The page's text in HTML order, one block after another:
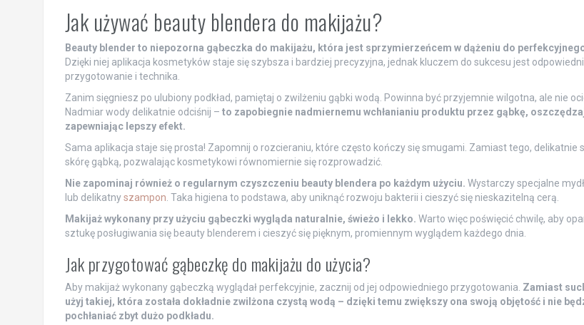
Jak używać beauty blendera do makijażu?
Beauty blender to niepozorna gąbeczka do makijażu, która jest sprzymierzeńcem w dążeniu do
Dzięki niej aplikacja kosmetyków staje się szybsza i bardziej precyzyjna, jednak kluczem do sukcesu jest
przygotowanie i technika.
Zanim sięgniesz po ulubiony podkład, pamiętaj o zwilżeniu gąbki wodą. Powinna być przyjemnie wilgotna, ale nie
Nadmiar wody delikatnie odciśnij – to zapobiegnie nadmiernemu wchłanianiu produktu przez gąbkę,
zapewniając lepszy efekt.
Sama aplikacja staje się prosta! Zapomnij o rozcieraniu, które często kończy się smugami. Zamiast tego, delikatnie
skórę gąbką, pozwalając kosmetykowi równomiernie się rozprowadzić.
Nie zapominaj również o regularnym czyszczeniu beauty blendera po każdym użyciu. Wystarczy specjalne
lub delikatnyszampon . Taka higiena to podstawa, aby uniknąć rozwoju bakterii i cieszyć się nieskazitelną cerą.
Makijaż wykonany przy użyciu gąbeczki wygląda naturalnie, świeżo i lekko. Warto więc poświęcić chwilę, aby
sztukę posługiwania się beauty blenderem i cieszyć się pięknym, promiennym wyglądem każdego dnia.
Jak przygotować gąbeczkę do makijażu do użycia?
Aby makijaż wykonany gąbeczką wyglądał perfekcyjnie, zacznij od jej odpowiedniego przygotowania. Zamiast
użyj takiej, która została dokładnie zwilżona czystą wodą – dzięki temu zwiększy ona swoją objętość i nie
pochłaniać zbyt dużo podkładu.